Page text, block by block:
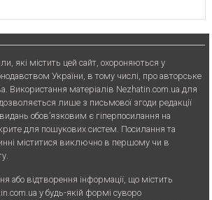
які містить цей сайт, охороняються у
України, в тому числі, про авторське
Використання матерiалiв Nezhatin.com.ua для
лише з письмової згоди редакції
обов’язковим є гiперпосилання на
для пошукових систем. Посилання та
міститися виключно в першому чи в
або вiдтворення iнформацiї, що мiстить
у будь-якiй формi суворо